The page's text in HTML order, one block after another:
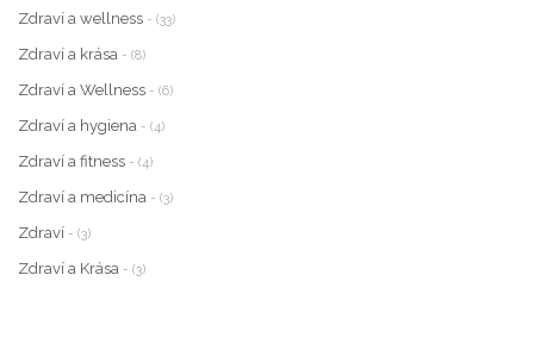
Zdraví a wellness - (33)
Zdraví a krása - (8)
Zdraví a Wellness - (6)
Zdraví a hygiena - (4)
Zdraví a fitness - (4)
Zdraví a medicína - (3)
Zdraví - (3)
Zdraví a Krása - (3)